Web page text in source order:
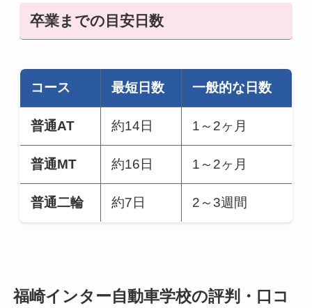
卒業までの目安日数
コース 最短日数 一般的な日数
普通AT 約14日 1～2ヶ月
普通MT 約16日 1～2ヶ月
普通二輪 約7日 2～3週間
福崎インター自動車学校の評判・口コ